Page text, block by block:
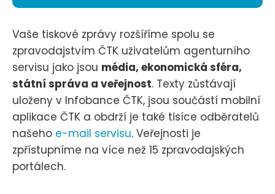
Vaše tiskové zprávy rozšíříme spolu se
zpravodajstvím ČTK uživatelům agenturního
servisu jako jsou média, ekonomická sféra,
státní správa a veřejnost. Texty zůstávají
uloženy v Infobance ČTK, jsou součástí mobilní
aplikace ČTK a obdrží je také tisíce odběratelů
našeho e-mail servisu. Veřejnosti je
zpřístupníme na více než 15 zpravodajských
portálech.